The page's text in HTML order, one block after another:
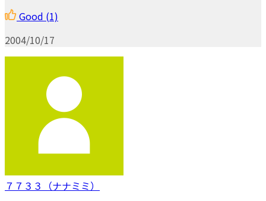
Good (1)
2004/10/17
７７３３（ナナミミ）